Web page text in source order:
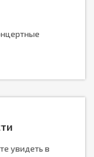
увидеть в